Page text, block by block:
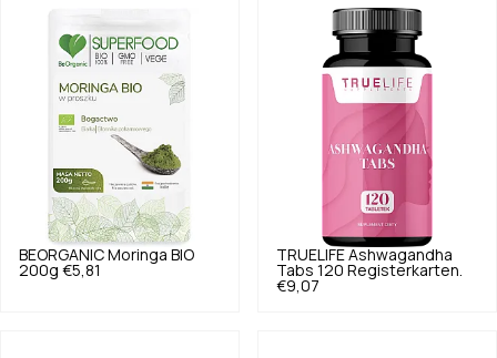
BEORGANIC Moringa BIO
200g €5,81
TRUELIFE Ashwagandha
Tabs 120 Registerkarten.
€9,07